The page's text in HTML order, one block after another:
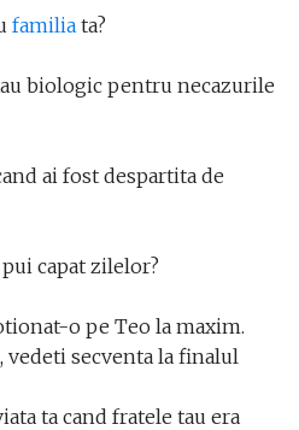
familiata?
biologic pentru necazurile
ai fost despartita de
capat zilelor?
o pe Teo la maxim.
vedeti secventa la finalul
ta cand fratele tau era